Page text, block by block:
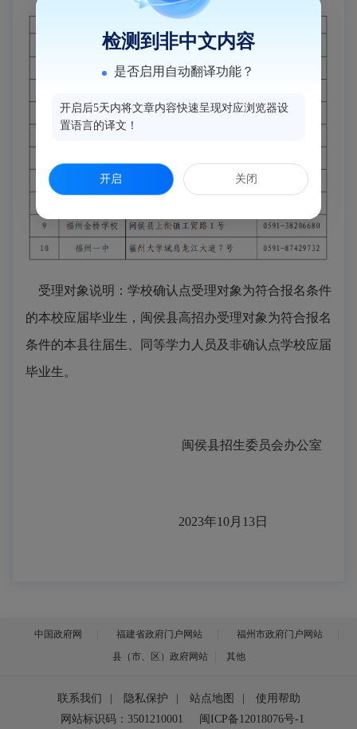
受理对象说明：学校确认点受理对象为符合报名条件
的本校应届毕业生，闽侯县高招办受理对象为符合报名
条件的本县往届生、同等学力人员及非确认点学校应届
毕业生。
闽侯县招生委员会办公室
2023年10月 13日
中国政府网 福建省政府门户网站
福州市政府门户网站
县（市、区）政府网站
其他
联系我们 | 隐私保护 | 站点地图 |
使用帮助
网站标识码：3501210001
闽ICP备12018076号-1
检测到非中文内容
是否启用自动翻译功能？
开启后5天内将文章内容快速呈现对应浏览器设
置语言的译文！
开启 关闭